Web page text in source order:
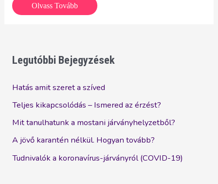
A
a
házatáján
Olvass Tovább
Legutóbbi Bejegyzések
Hatás amit szeret a szíved
Teljes kikapcsolódás – Ismered az érzést?
Mit tanulhatunk a mostani járványhelyzetből?
A jövő karantén nélkül. Hogyan tovább?
Tudnivalók a koronavírus-járványról (COVID-19)